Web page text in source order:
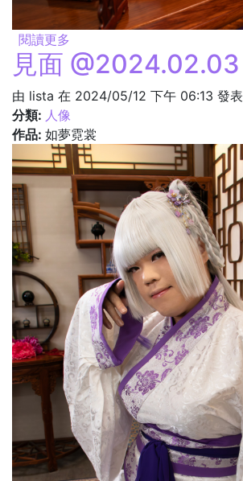
閱讀更多
見面 @2024.02.03
由 lista 在 2024/05/12 下午 06:13 發表
分類: 人像
作品: 如夢霓裳